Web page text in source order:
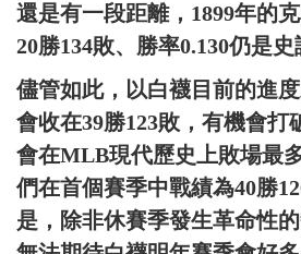
還是有一段距離，1899年的
20勝134敗、勝率0.130仍是史
儘管如此，以白襪目前的進
會收在39勝123敗，有機會打
會在MLB現代歷史上敗場最
們在首個賽季中戰績為40勝
是，除非休賽季發生革命性